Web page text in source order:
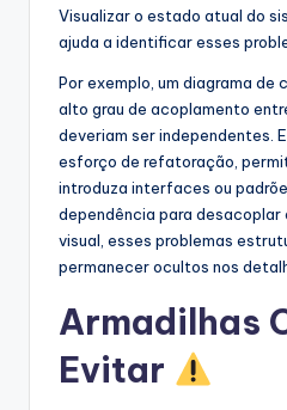
Visualizar o estado atual do
ajuda a identificar esses
Por exemplo, um diagrama de
alto grau de acoplamento
deveriam ser independentes.
esforço de refatoração,
introduza interfaces ou
dependência para desacoplar
visual, esses problemas
permanecer ocultos nos
Armadilhas
Evitar